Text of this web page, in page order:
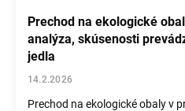
Prechod na ekologické
analýza, skúsenosti
jedla
14.2.2026
Prechod na ekologické obaly v